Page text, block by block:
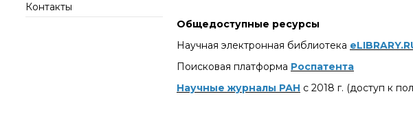
Контакты
Общедоступные ресурсы
Научная электронная библиотека
Поисковая платформа Роспатента
Научные журналы РАН с 2018 г. (доступ к